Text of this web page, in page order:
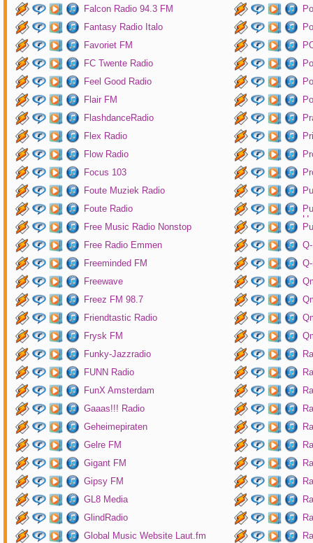
Falcon Radio 94.3 FM
Fantasy Radio Italo
Favoriet FM
FC Twente Radio
Feel Good Radio
Flair FM
FlashdanceRadio
Flex Radio
Flow Radio
Focus 103
Foute Muziek Radio
Foute Radio
Free Music Radio Nonstop
Free Radio Emmen
Freeminded FM
Freewave
Freez FM 98.7
Friendtastic Radio
Frysk FM
Funky-Jazzradio
FUNN Radio
FunX Amsterdam
Gaaas!!! Radio
Geheimepiraten
Gelre FM
Gigant FM
Gipsy FM
GL8 Media
GlindRadio
Global Music Website Laut.fm